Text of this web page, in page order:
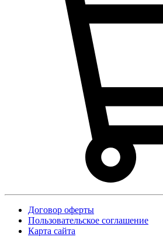
Договор оферты
Пользовательское соглашение
Карта сайта